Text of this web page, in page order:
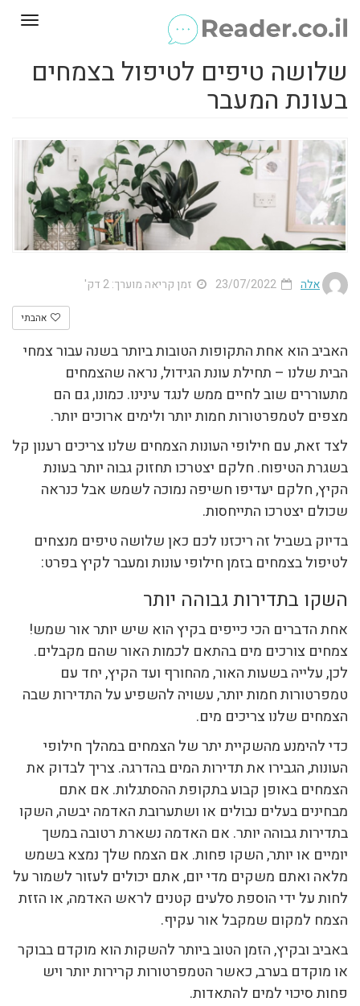
שלושה טיפים לטיפול בצמחים
בעונת המעבר
אלה זמן קריאה מוערך: 2 דק'
אהבתי
האביב הוא אחת התקופות הטובות ביותר בשנה עבור צמחי
הבית שלנו – תחילת עונת הגידול, נראה שהצמחים
מתעוררים שוב לחיים ממש לנגד עינינו. כמונו, גם הם
מצפים לטמפרטורות חמות יותר ולימים ארוכים יותר.
לצד זאת, עם חילופי העונות הצמחים שלנו צריכים רענון קל
בשגרת הטיפוח. חלקם יצטרכו תחזוק גבוה יותר בעונת
הקיץ, חלקם יעדיפו חשיפה נמוכה לשמש אבל כנראה
שכולם יצטרכו התייחסות.
בדיוק בשביל זה ריכזנו לכם כאן שלושה טיפים מנצחים
לטיפול בצמחים בזמן חילופי עונות ומעבר לקיץ בפרט:
השקו בתדירות גבוהה יותר
אחת הדברים הכי כייפים בקיץ הוא שיש יותר אור שמש!
צמחים צורכים מים בהתאם לכמות האור שהם מקבלים.
לכן, עלייה בשעות האור, מהחורף ועד הקיץ, יחד עם
טמפרטורות חמות יותר, עשויה להשפיע על התדירות שבה
הצמחים שלנו צריכים מים.
כדי להימנע מהשקיית יתר של הצמחים במהלך חילופי
העונות, הגבירו את תדירות המים בהדרגה. צריך לבדוק את
הצמחים באופן קבוע בתקופת ההסתגלות. אם אתם
מבחינים בעלים נבולים או ושתערובת האדמה יבשה, השקו
בתדירות גבוהה יותר. אם האדמה נשארת רטובה במשך
יומיים או יותר, השקו פחות. אם הצמח שלך נמצא בשמש
מלאה ואתם משקים מדי יום, אתם יכולים לעזור לשמור על
לחות על ידי הוספת סלעים קטנים לראש האדמה, או הזזת
הצמח למקום שמקבל אור עקיף.
באביב ובקיץ, הזמן הטוב ביותר להשקות הוא מוקדם בבוקר
או מוקדם בערב, כאשר הטמפרטורות קרירות יותר ויש
פחות סיכוי למים להתאדות.